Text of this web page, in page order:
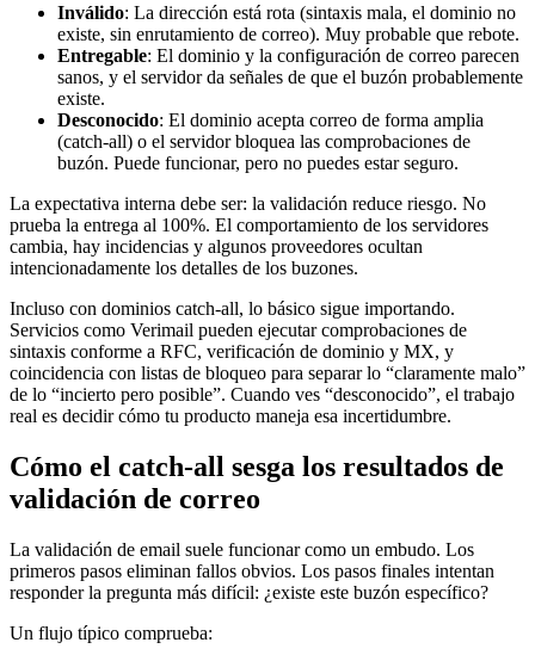
Inválido: La dirección está rota (sintaxis mala, el dominio no
existe, sin enrutamiento de correo). Muy probable que rebote.
Entregable: El dominio y la configuración de correo parecen
sanos, y el servidor da señales de que el buzón probablemente
existe.
Desconocido: El dominio acepta correo de forma amplia
(catch-all) o el servidor bloquea las comprobaciones de
buzón. Puede funcionar, pero no puedes estar seguro.
La expectativa interna debe ser: la validación reduce riesgo. No
prueba la entrega al 100%. El comportamiento de los servidores
cambia, hay incidencias y algunos proveedores ocultan
intencionadamente los detalles de los buzones.
Incluso con dominios catch-all, lo básico sigue importando.
Servicios como Verimail pueden ejecutar comprobaciones de
sintaxis conforme a RFC, verificación de dominio y MX, y
coincidencia con listas de bloqueo para separar lo “claramente malo”
de lo “incierto pero posible”. Cuando ves “desconocido”, el trabajo
real es decidir cómo tu producto maneja esa incertidumbre.
Cómo el catch-all sesga los resultados de
validación de correo
La validación de email suele funcionar como un embudo. Los
primeros pasos eliminan fallos obvios. Los pasos finales intentan
responder la pregunta más difícil: ¿existe este buzón específico?
Un flujo típico comprueba: